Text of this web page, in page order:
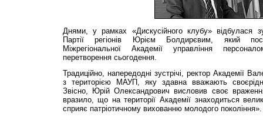
Днями, у рамках «Дискусійного клубу» відбулася
Партії регіонів Юрієм Болдирєвим, який
Міжрегіональної Академії управління
перетворення сьогодення.
Традиційно, напередодні зустрічі, ректор Академії
з територією МАУП, яку здавна вважають
Звісно, Юрій Олександрович висловив своє
вразило, що на території Академії знаходиться
сприяє патріотичному вихованню молодого покоління».